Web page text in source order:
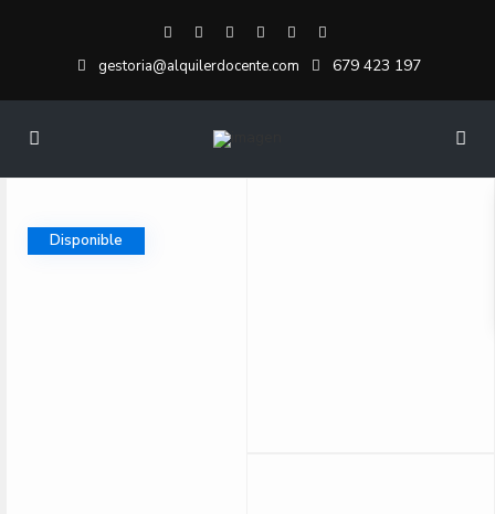
gestoria@alquilerdocente.com 679 423 197
Disponible